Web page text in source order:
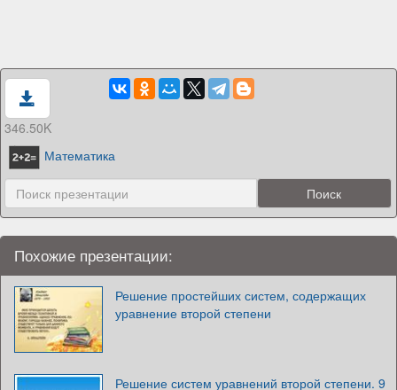
346.50K
Математика
Похожие презентации:
Решение простейших систем, содержащих
уравнение второй степени
Решение систем уравнений второй степени. 9